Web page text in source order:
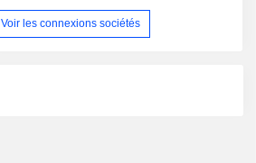
Voir les connexions sociétés